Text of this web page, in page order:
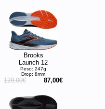
Brooks
Launch 12
Peso: 247g
Drop: 8mm
120,00€ 87,00€